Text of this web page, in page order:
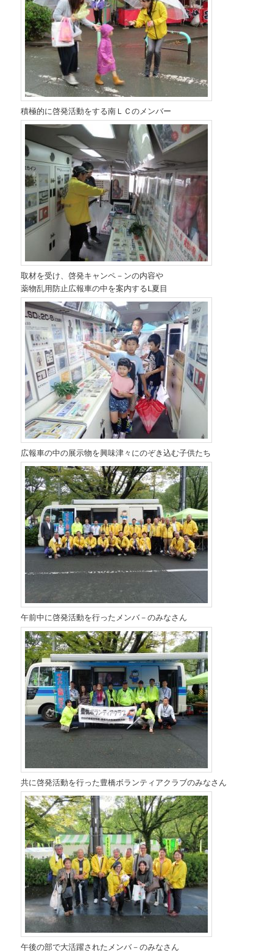
積極的に啓発活動をする南ＬＣのメンバー
取材を受け、啓発キャンペ－ンの内容や
薬物乱用防止広報車の中を案内するⅬ夏目
広報車の中の展示物を興味津々にのぞき込む子供たち
午前中に啓発活動を行ったメンバ－のみなさん
共に啓発活動を行った豊橋ボランティアクラブのみなさん
午後の部で大活躍されたメンバ－のみなさん